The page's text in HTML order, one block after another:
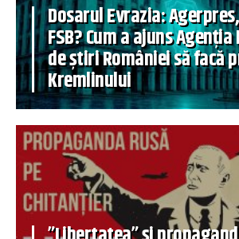
Dosarul Evrazia:
FSB? Cum a ajuns
de știri României să facă
Kremlinului